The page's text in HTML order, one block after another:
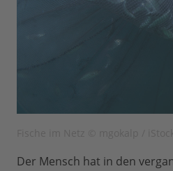
Der Mensch hat in den